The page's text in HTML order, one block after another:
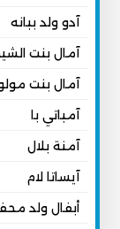
آدو ولد ببانه
آمال بنت
آمال بنت
آمباتي با
آمنة بلال
آيساتا لام
أبفال ولد